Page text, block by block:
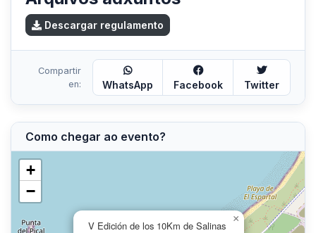
Descargar regulamento
Compartir
en:
WhatsApp Facebook Twitter
Como chegar ao evento?
V Edición de los 10Km de Salinas
×
+
−